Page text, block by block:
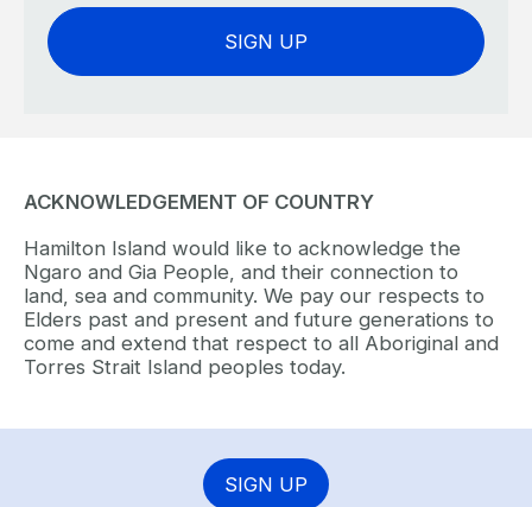
SIGN UP
ACKNOWLEDGEMENT OF COUNTRY
Hamilton Island would like to acknowledge the
Ngaro and Gia People, and their connection to
land, sea and community. We pay our respects to
Elders past and present and future generations to
come and extend that respect to all Aboriginal and
Torres Strait Island peoples today.
SIGN UP